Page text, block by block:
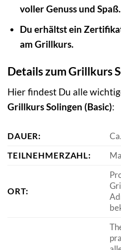
voller Genuss und Spaß.
Du erhältst ein
am Grillkurs.
Details zum Grillkurs
Hier findest Du alle
Grillkurs Solingen (Basic):
DAUER:
TEILNEHMERZAHL:
ORT: